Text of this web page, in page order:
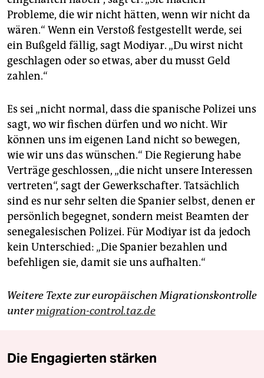
Probleme, die wir nicht hätten, wenn wir nicht da
wären.“ Wenn ein Verstoß festgestellt werde, sei
ein Bußgeld fällig, sagt Modiyar. „Du wirst nicht
geschlagen oder so etwas, aber du musst Geld
zahlen.“
Es sei „nicht normal, dass die spanische Polizei uns
sagt, wo wir fischen dürfen und wo nicht. Wir
können uns im eigenen Land nicht so bewegen,
wie wir uns das wünschen.“ Die Regierung habe
Verträge geschlossen, „die nicht unsere Interessen
vertreten“, sagt der Gewerkschafter. Tatsächlich
sind es nur sehr selten die Spanier selbst, denen er
persönlich begegnet, sondern meist Beamten der
senegalesischen Polizei. Für Modiyar ist da jedoch
kein Unterschied: „Die Spanier bezahlen und
befehligen sie, damit sie uns aufhalten.“
Weitere Texte zur europäischen Migrationskontrolle
unter migration-control.taz.de
Die Engagierten stärken